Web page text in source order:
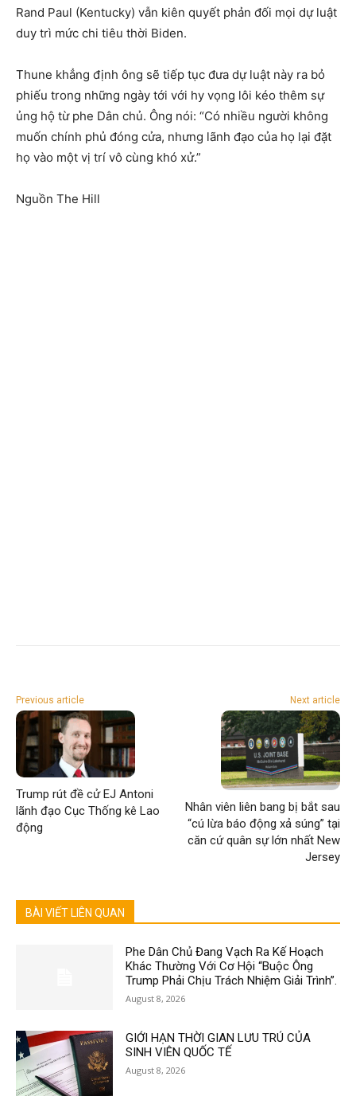
Rand Paul (Kentucky) vẫn kiên quyết phản đối mọi dự luật
duy trì mức chi tiêu thời Biden.
Thune khẳng định ông sẽ tiếp tục đưa dự luật này ra bỏ
phiếu trong những ngày tới với hy vọng lôi kéo thêm sự
ủng hộ từ phe Dân chủ. Ông nói: “Có nhiều người không
muốn chính phủ đóng cửa, nhưng lãnh đạo của họ lại đặt
họ vào một vị trí vô cùng khó xử.”
Nguồn The Hill
Previous article
Trump rút đề cử EJ Antoni
lãnh đạo Cục Thống kê Lao
động
Next article
Nhân viên liên bang bị bắt sau
“cú lừa báo động xả súng” tại
căn cứ quân sự lớn nhất New
Jersey
BÀI VIẾT LIÊN QUAN
Phe Dân Chủ Đang Vạch Ra Kế Hoạch
Khác Thường Với Cơ Hội “Buộc Ông
Trump Phải Chịu Trách Nhiệm Giải Trình”.
August 8, 2026
GIỚI HẠN THỜI GIAN LƯU TRÚ CỦA
SINH VIÊN QUỐC TẾ
August 8, 2026